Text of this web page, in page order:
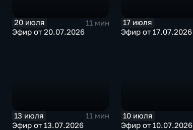
20 июля
11 мин
Эфир от 20.07.2026
17 июля
Эфир от 17.07.2026
13 июля
11 мин
Эфир от 13.07.2026
10 июля
Эфир от 10.07.2026